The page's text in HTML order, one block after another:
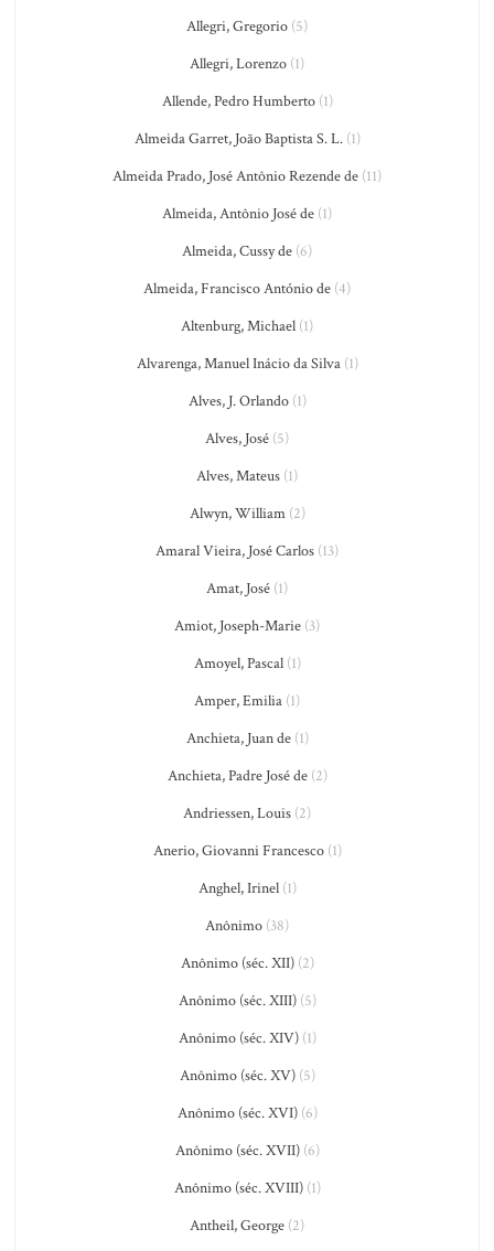
Allegri, Gregorio (5)
Allegri, Lorenzo (1)
Allende, Pedro Humberto(1)
Almeida Garret, João Baptista S. L.(1)
Almeida Prado, José Antônio Rezende de (11)
Almeida, Antônio José de (1)
Almeida, Cussy de (6)
Almeida, Francisco António de (4)
Altenburg, Michael (1)
Alvarenga, Manuel Inácio da Silva(1)
Alves, J. Orlando(1)
Alves, José (5)
Alves, Mateus (1)
Alwyn, William(2)
Amaral Vieira, José Carlos (13)
Amat, José (1)
Amiot, Joseph-Marie (3)
Amoyel, Pascal(1)
Amper, Emilia (1)
Anchieta, Juan de(1)
Anchieta, Padre José de(2)
Andriessen, Louis (2)
Anerio, Giovanni Francesco(1)
Anghel, Irinel(1)
Anônimo (38)
Anônimo (séc. XII)(2)
Anônimo (séc. XIII)(5)
Anônimo (séc. XIV)(1)
Anônimo (séc. XV)(5)
Anônimo (séc. XVI)(6)
Anônimo (séc. XVII)(6)
Anônimo (séc. XVIII)(1)
Antheil, George (2)